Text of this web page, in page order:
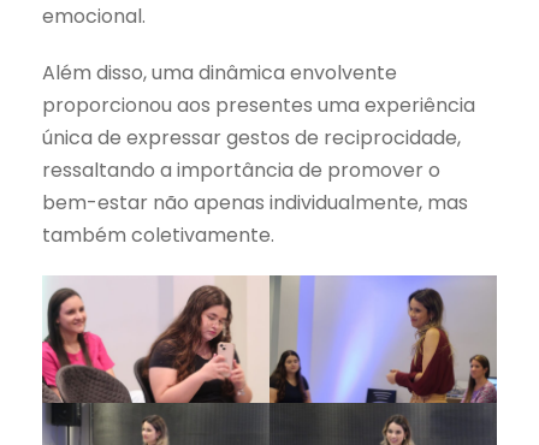
emocional.
Além disso, uma dinâmica envolvente
proporcionou aos presentes uma experiência
única de expressar gestos de reciprocidade,
ressaltando a importância de promover o
bem-estar não apenas individualmente, mas
também coletivamente.